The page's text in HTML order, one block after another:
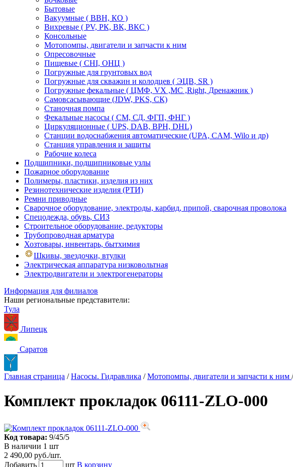
Бытовые
Вакуумные ( ВВН, КО )
Вихревые ( PV, РК, ВК, ВКС )
Консольные
Мотопомпы, двигатели и запчасти к ним
Опресовочные
Пищевые ( CHI, ОНЦ )
Погружные для грунтовых вод
Погружные для скважин и колодцев ( ЭЦВ, SR )
Погружные фекальные ( ЦМФ, VX ,MC ,Right, Дренажник )
Самовсасывающие (JDW, PKS, СК)
Станочная помпа
Фекальные насосы ( СМ, СД, ФГП, ФНГ )
Циркуляционные ( UPS, DAB, ВРН, DHL)
Станции водоснабжения автоматические (UPA, CАМ, Wilo и др)
Станция управления и защиты
Рабочие колеса
Подшипники, подшипниковые узлы
Пожарное оборудование
Полимеры, пластики, изделия из них
Резинотехнические изделия (РТИ)
Ремни приводные
Сварочное оборудование, электроды, карбид, припой, сварочная проволока
Спецодежда, обувь, СИЗ
Строительное оборудование, редукторы
Трубопроводная арматура
Хозтовары, инвентарь, бытхимия
Шкивы, звездочки, втулки
Электрическая аппаратура низковольтная
Электродвигатели и электрогенераторы
Информация для филиалов
Наши региональные представители:
Тула
Липецк
Саратов
Главная страница / Насосы. Гидравлика / Мотопомпы, двигатели и запчасти к ним /
Комплект прокладок 06111-ZLO-000
Код товара: 9/45/5
В наличии 1 шт
2 490,00 руб./шт.
Добавить
шт В корзину